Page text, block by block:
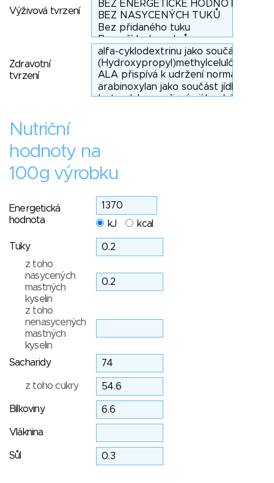
Výživová tvrzení
Zdravotní
tvrzení
Nutriční
hodnoty na
100g výrobku
Energetická
hodnota
kJ kcal
Tuky
z toho
nasycených
mastných
kyselin
z toho
nenasycených
mastných
kyselin
Sacharidy
z toho cukry
Bílkoviny
Vláknina
Sůl